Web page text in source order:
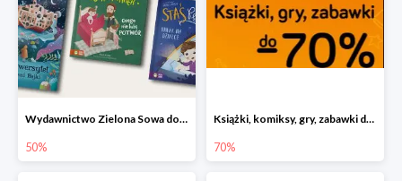
Wydawnictwo Zielona Sowa do -50%
50%
Książki, komiksy, gry, zabawki do -70%
70%